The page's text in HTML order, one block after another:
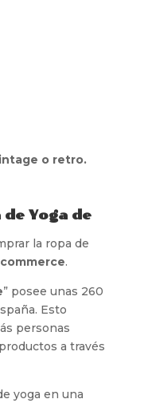
o retro.
Yoga de
la ropa de
.
” posee unas 260
Esto
personas
a través
yoga en una